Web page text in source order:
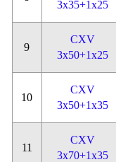
3x35+1x25
9
CXV
3x50+1x25
10
CXV
3x50+1x35
11
CXV
3x70+1x35